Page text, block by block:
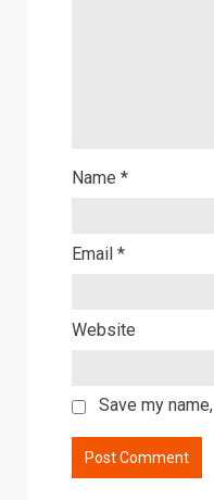
Name *
Email *
Website
Save my